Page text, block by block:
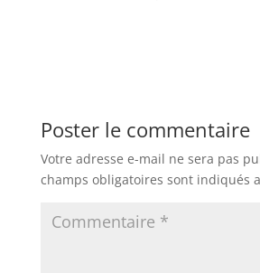
Poster le commentaire
Votre adresse e-mail ne sera pas
champs obligatoires sont indiqués